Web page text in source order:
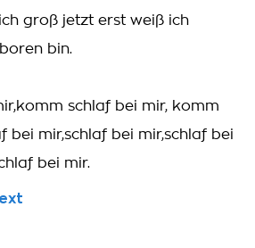
groß jetzt erst weiß ich
bin.
schlaf bei mir, komm
bei mir,schlaf bei mir,schlaf bei
bei mir.